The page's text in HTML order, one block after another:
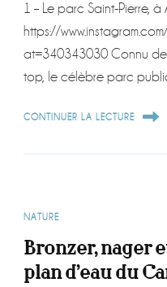
1 – Le parc Saint-Pierre, à
https://
at=340343030 Connu
top, le célèbre parc
CONTINUER LA LECTURE
NATURE
Bronzer, nager
plan d’eau du